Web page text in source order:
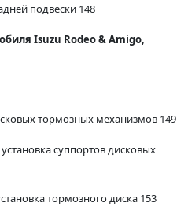
подвески 148
Isuzu Rodeo & Amigo,
тормозных механизмов 149
суппортов дисковых
тормозного диска 153